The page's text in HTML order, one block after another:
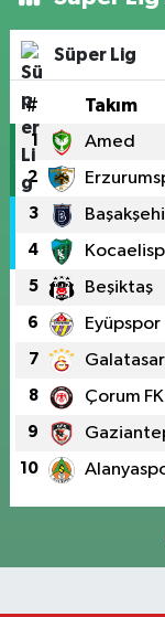
Süper Lig
# Takım
1 Amed
2
3
4
5 Beşiktaş
6 Eyüpspor
7
8 Çorum FK
9
10